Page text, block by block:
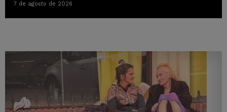
7 de agosto de 2026